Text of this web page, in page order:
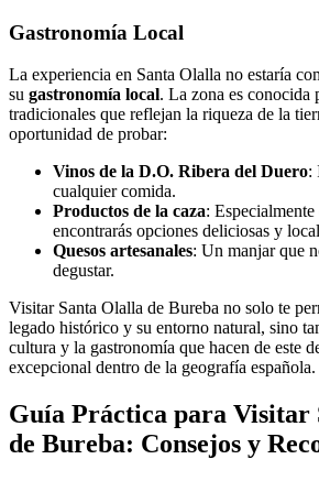
Gastronomía Local
La experiencia en Santa Olalla no estaría
su gastronomía local. La zona es conocida
tradicionales que reflejan la riqueza de la
oportunidad de probar:
Vinos de la D.O. Ribera del Duero:
cualquier comida.
Productos de la caza:
encontrarás opciones deliciosas y
Quesos artesanales: Un manjar que
degustar.
Visitar Santa Olalla de Bureba no solo te
legado histórico y su entorno natural, sino
cultura y la gastronomía que hacen de este
excepcional dentro de la geografía española.
Guía Práctica para Visitar
de Bureba: Consejos y